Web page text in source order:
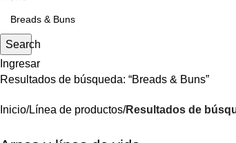
Search
Ingresar
Resultados de búsqueda: “Breads & Buns”
Inicio Línea de productos Resultados de